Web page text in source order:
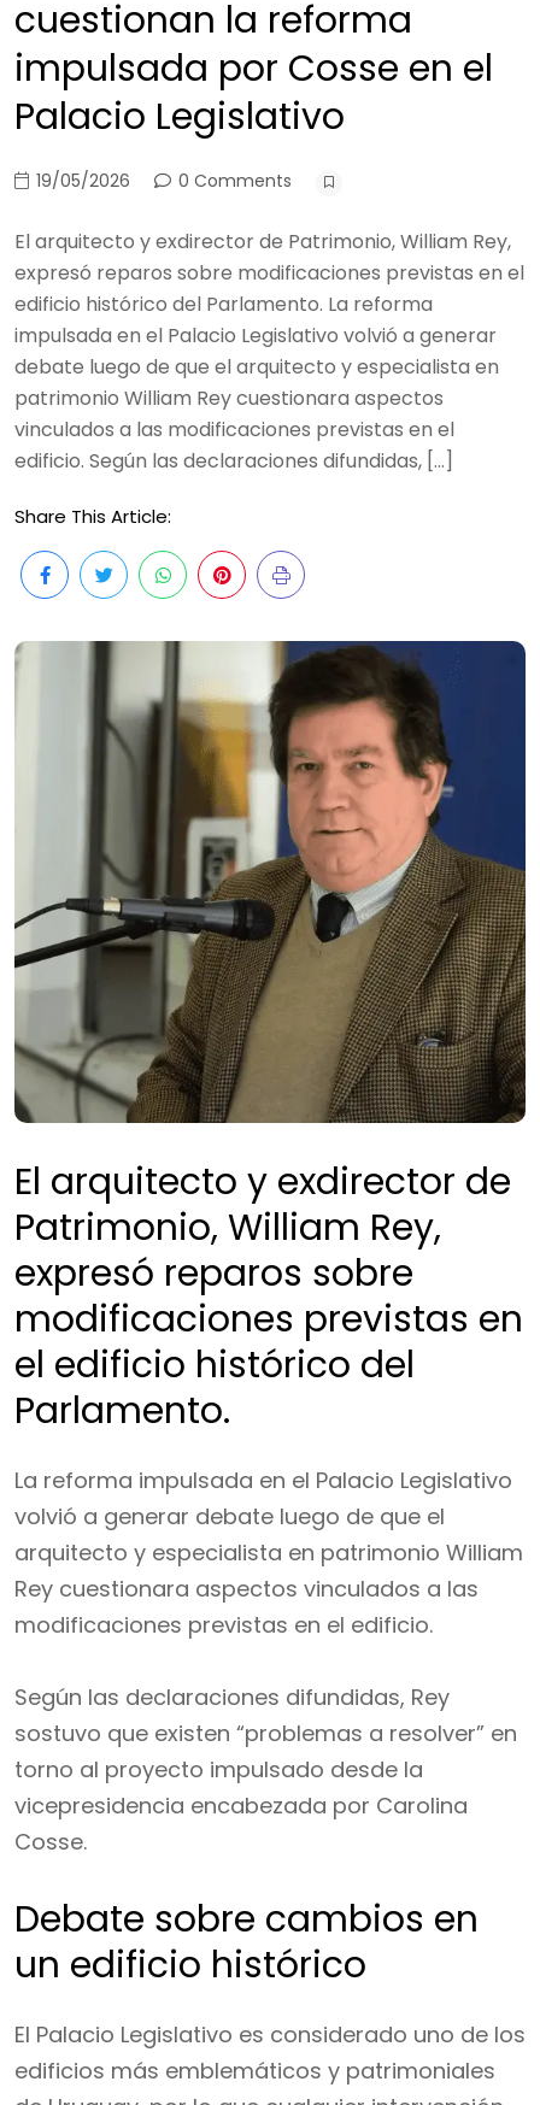
cuestionan la reforma
impulsada por Cosse en el
Palacio Legislativo
19/05/2026 0 Comments
El arquitecto y exdirector de Patrimonio, William Rey,
expresó reparos sobre modificaciones previstas en el
edificio histórico del Parlamento. La reforma
impulsada en el Palacio Legislativo volvió a generar
debate luego de que el arquitecto y especialista en
patrimonio William Rey cuestionara aspectos
vinculados a las modificaciones previstas en el
edificio. Según las declaraciones difundidas, […]
Share This Article:
El arquitecto y exdirector de
Patrimonio, William Rey,
expresó reparos sobre
modificaciones previstas en
el edificio histórico del
Parlamento.
La reforma impulsada en el Palacio Legislativo
volvió a generar debate luego de que el
arquitecto y especialista en patrimonio William
Rey cuestionara aspectos vinculados a las
modificaciones previstas en el edificio.
Según las declaraciones difundidas, Rey
sostuvo que existen “problemas a resolver” en
torno al proyecto impulsado desde la
vicepresidencia encabezada por Carolina
Cosse.
Debate sobre cambios en
un edificio histórico
El Palacio Legislativo es considerado uno de los
edificios más emblemáticos y patrimoniales